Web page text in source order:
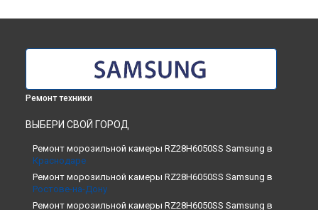
Ремонт техники
ВЫБЕРИ СВОЙ ГОРОД
Ремонт морозильной камеры RZ28H6050SS Samsung в
Краснодаре
Ремонт морозильной камеры RZ28H6050SS Samsung в
Ростове-на-Дону
Ремонт морозильной камеры RZ28H6050SS Samsung в